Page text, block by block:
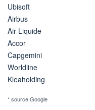
Ubisoft
Airbus
Air Liquide
Accor
Capgemini
Worldline
Kleaholding
* source Google